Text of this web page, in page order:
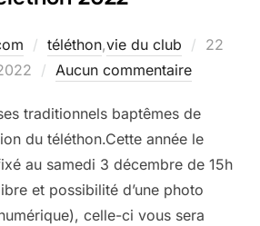
téléthon,vie du club
Publié
22
Aucun commentaire
traditionnels baptêmes de
du téléthon.Cette année le
au samedi 3 décembre de 15h
et possibilité d’une photo
celle-ci vous sera